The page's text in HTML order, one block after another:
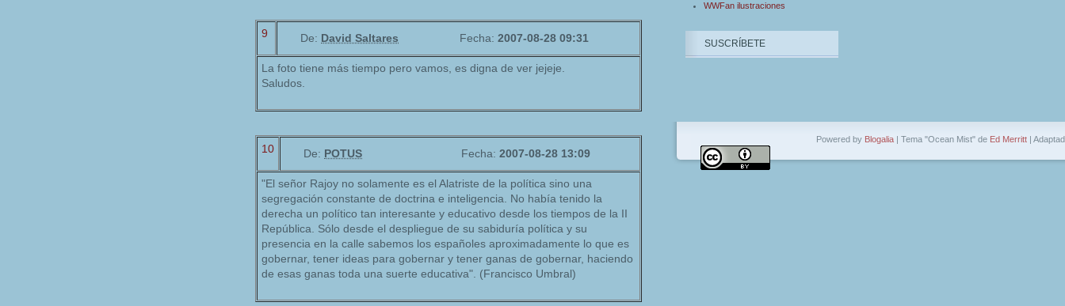
9 De: David Saltares Fecha: 2007-08-28 09:31
La foto tiene más tiempo pero vamos, es digna de ver jejeje.
Saludos.
10 De: POTUS Fecha: 2007-08-28 13:09
"El señor Rajoy no solamente es el Alatriste de la política sino una
segregación constante de doctrina e inteligencia. No había tenido la
derecha un político tan interesante y educativo desde los tiempos de la II
República. Sólo desde el despliegue de su sabiduría política y su
presencia en la calle sabemos los españoles aproximadamente lo que es
gobernar, tener ideas para gobernar y tener ganas de gobernar, haciendo
de esas ganas toda una suerte educativa". (Francisco Umbral)
WWFan ilustraciones
SUSCRÍBETE
Powered by Blogalia | Tema "Ocean Mist" de Ed Merritt |